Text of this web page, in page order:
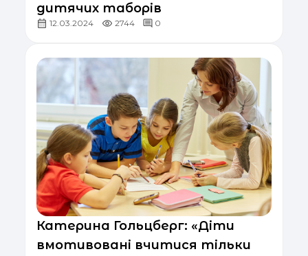
дитячих таборів
12.03.2024 2744 0
Катерина Гольцберг: «Діти
вмотивовані вчитися тільки